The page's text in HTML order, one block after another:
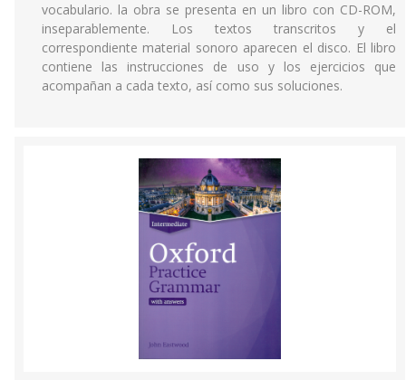
vocabulario. la obra se presenta en un libro con CD-ROM,
inseparablemente. Los textos transcritos y el
correspondiente material sonoro aparecen el disco. El libro
contiene las instrucciones de uso y los ejercicios que
acompañan a cada texto, así como sus soluciones.